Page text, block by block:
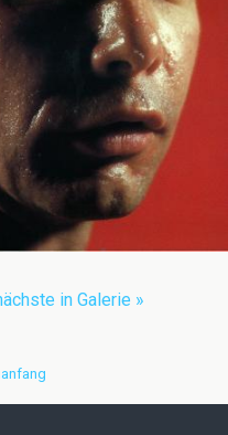
in Galerie »